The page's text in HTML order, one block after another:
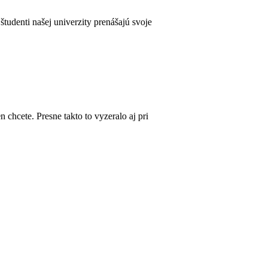
našej univerzity prenášajú svoje
chcete. Presne takto to vyzeralo aj pri